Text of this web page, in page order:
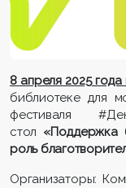
8 апреля 2025 года
библиотеке для
фестиваля
стол «Поддержка
роль
Организаторы: